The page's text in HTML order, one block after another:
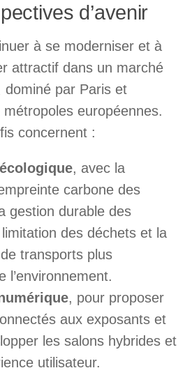
d’avenir
à se moderniser et à
attractif dans un marché
par Paris et
européennes.
concernent :
, avec la
carbone des
gestion durable des
des déchets et la
transports plus
l’environnement.
, pour proposer
aux exposants et
les salons hybrides et
utilisateur.